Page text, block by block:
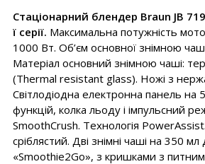
Стаціонарний блендер Braun JB
ї серії. Максимальна потужність
1000 Вт. Об’єм основної знімною
Матеріал основний знімною чаші:
(Thermal resistant glass). Ножі з
Світлодіодна електронна панель на
функцій, колка льоду і імпульсний
SmoothCrush. Технологія
сріблястий. Дві знімні чаші на 350 мл
«Smoothie2Go», з кришками з